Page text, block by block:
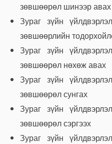
зөвшөөрөл шинээр авах
Зураг зүйн
зөвшөөрлийн
Зураг зүйн
зөвшөөрөл нөхөж авах
Зураг зүйн
зөвшөөрөл сунгах
Зураг зүйн
зөвшөөрөл сэргээх
Зураг зүйн